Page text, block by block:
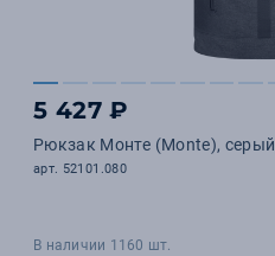
5 427 ₽
Рюкзак Монте (Monte), серый
арт. 52101.080
В наличии 1160 шт.